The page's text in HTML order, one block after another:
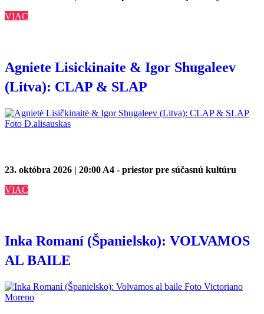
VIAC
Agniete Lisickinaite & Igor Shugaleev
(Litva): CLAP & SLAP
23. októbra 2026 | 20:00 A4 - priestor pre súčasnú kultúru
VIAC
Inka Romaní (Španielsko): VOLVAMOS
AL BAILE